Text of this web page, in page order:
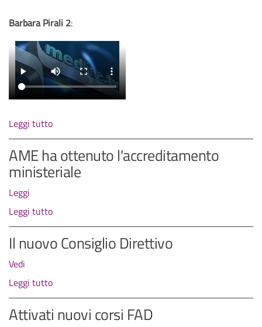
Barbara Pirali 2:
Leggi tutto
AME ha ottenuto l'accreditamento
ministeriale
Leggi
Leggi tutto
Il nuovo Consiglio Direttivo
Vedi
Leggi tutto
Attivati nuovi corsi FAD